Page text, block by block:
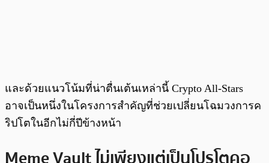
และด้วยแนวโน้มที่น่าตื่นเต้นเหล่านี้ Crypto All-Stars
อาจเป็นหนึ่งในโครงการสำคัญที่ช่วยเปลี่ยนโฉมวงการค
ริปโตในอีกไม่กี่ปีข้างหน้า